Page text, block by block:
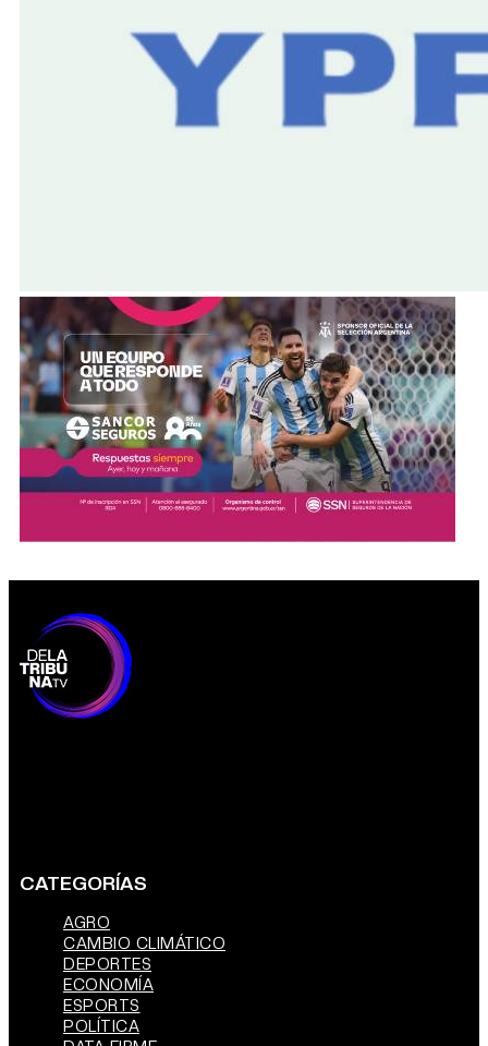
CATEGORÍAS
AGRO
CAMBIO CLIMÁTICO
DEPORTES
ECONOMÍA
ESPORTS
POLÍTICA